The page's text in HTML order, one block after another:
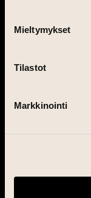
Mieltymykset
Tilastot
Markkinointi
Taiteen talo,
Taiteen talon
23, pe-la klo